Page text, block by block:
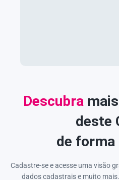
Descubra
deste
de
Cadastre-se e acesse uma visão
dados cadastrais e muito